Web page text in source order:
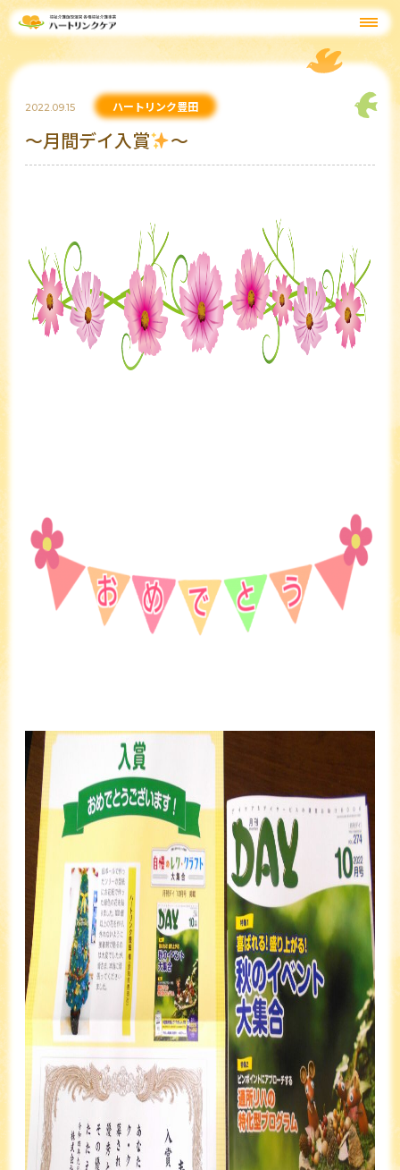
2022.09.15 ハートリンク豊田
～月間デイ入賞 ～